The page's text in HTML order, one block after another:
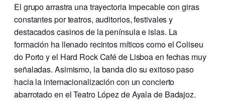
El grupo arrastra una trayectoria impecable con giras
constantes por teatros, auditorios, festivales y
destacados casinos de la península e islas. La
formación ha llenado recintos míticos como el Coliseu
do Porto y el Hard Rock Café de Lisboa en fechas muy
señaladas. Asimismo, la banda dio su exitoso paso
hacia la internacionalización con un concierto
abarrotado en el Teatro López de Ayala de Badajoz.